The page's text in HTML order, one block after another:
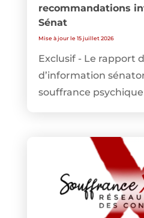
recommandations
Sénat
Mise à jour le 15 juillet 2026
Exclusif - Le rapport
d’information
souffrance psychique